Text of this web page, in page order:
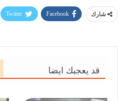
شارك Facebook
Twitter
قد يعجبك ايضا